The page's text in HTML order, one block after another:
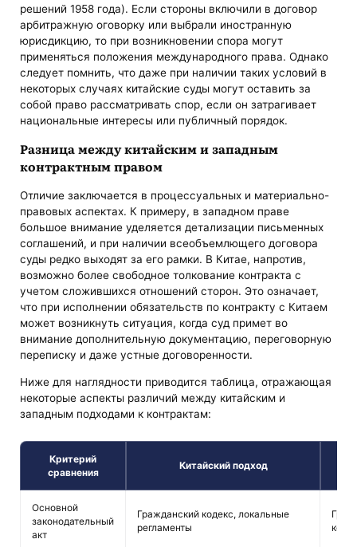
решений 1958 года). Если стороны включили в договор
арбитражную оговорку или выбрали иностранную
юрисдикцию, то при возникновении спора могут
применяться положения международного права. Однако
следует помнить, что даже при наличии таких условий в
некоторых случаях китайские суды могут оставить за
собой право рассматривать спор, если он затрагивает
национальные интересы или публичный порядок.
Разница между китайским и западным
контрактным правом
Отличие заключается в процессуальных и материально-
правовых аспектах. К примеру, в западном праве
большое внимание уделяется детализации письменных
соглашений, и при наличии всеобъемлющего договора
суды редко выходят за его рамки. В Китае, напротив,
возможно более свободное толкование контракта с
учетом сложившихся отношений сторон. Это означает,
что при исполнении обязательств по контракту с Китаем
может возникнуть ситуация, когда суд примет во
внимание дополнительную документацию, переговорную
переписку и даже устные договоренности.
Ниже для наглядности приводится таблица, отражающая
некоторые аспекты различий между китайским и
западным подходами к контрактам:
Критерий
сравнения
Китайский подход
Основной
законодательный
акт
Гражданский кодекс, локальные
регламенты